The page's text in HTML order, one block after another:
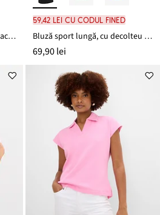
Bluză polo ripsată, din bumbac organic 100%
59,42 lei cu codul FINED
Bluză sport lungă, cu decolteu la spate
69,90 lei